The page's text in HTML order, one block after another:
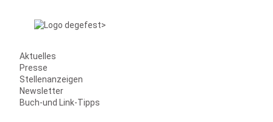
Aktuelles
Presse
Stellenanzeigen
Newsletter
Buch-und Link-Tipps